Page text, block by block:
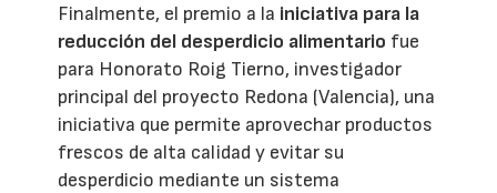
Finalmente, el premio a la iniciativa para la
reducción del desperdicio alimentario fue
para Honorato Roig Tierno, investigador
principal del proyecto Redona (Valencia), una
iniciativa que permite aprovechar productos
frescos de alta calidad y evitar su
desperdicio mediante un sistema